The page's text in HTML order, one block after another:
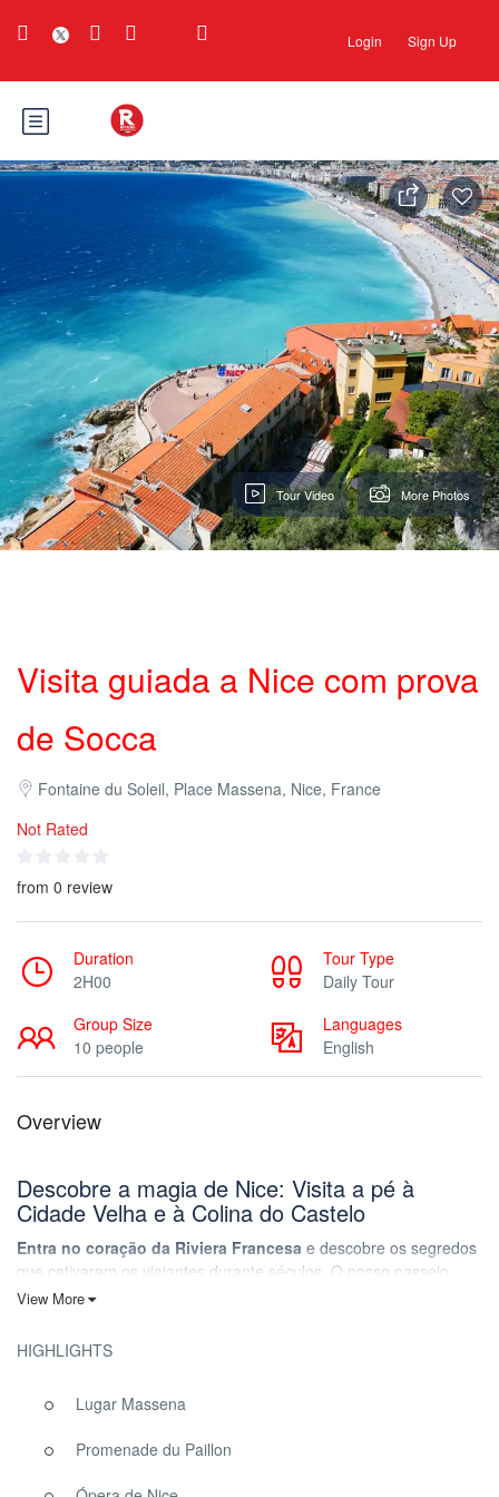
Login Sign Up
Tour Video More Photos
Visita guiada a Nice com prova
de Socca
Fontaine du Soleil, Place Massena, Nice, France
Not Rated
from 0 review
Duration
2H00
Tour Type
Daily Tour
Group Size
10 people
Languages
English
Overview
Descobre a magia de Nice: Visita a pé à
Cidade Velha e à Colina do Castelo
Entra no coração da Riviera Francesa e descobre os segredos
que cativaram os viajantes durante séculos. O nosso passeio
guiado a pé pela encantadora Cidade Velha de Nice e pela
viagem sensorial pela história, cultura e beleza mediterrânica de
Porque é que esta visita guiada vai transformar a
beco escondido, cada praça banhada pelo sol e cada história
View More
HIGHLIGHTS
Lugar Massena
Promenade du Paillon